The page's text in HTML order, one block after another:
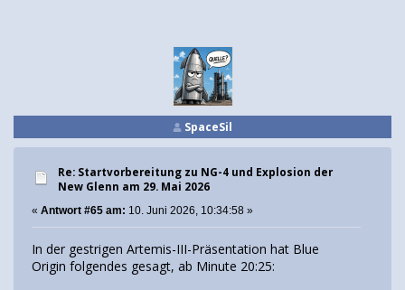
SpaceSil
Re: Startvorbereitung zu NG-4 und Explosion der
New Glenn am 29. Mai 2026
« Antwort #65 am: 10. Juni 2026, 10:34:58 »
In der gestrigen Artemis-III-Präsentation hat Blue
Origin folgendes gesagt, ab Minute 20:25: